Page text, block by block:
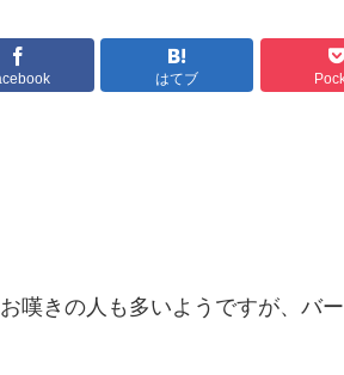
はてブ
嘆きの人も多いようですが、バ